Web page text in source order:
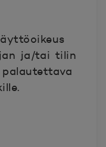
ja/tai tilin